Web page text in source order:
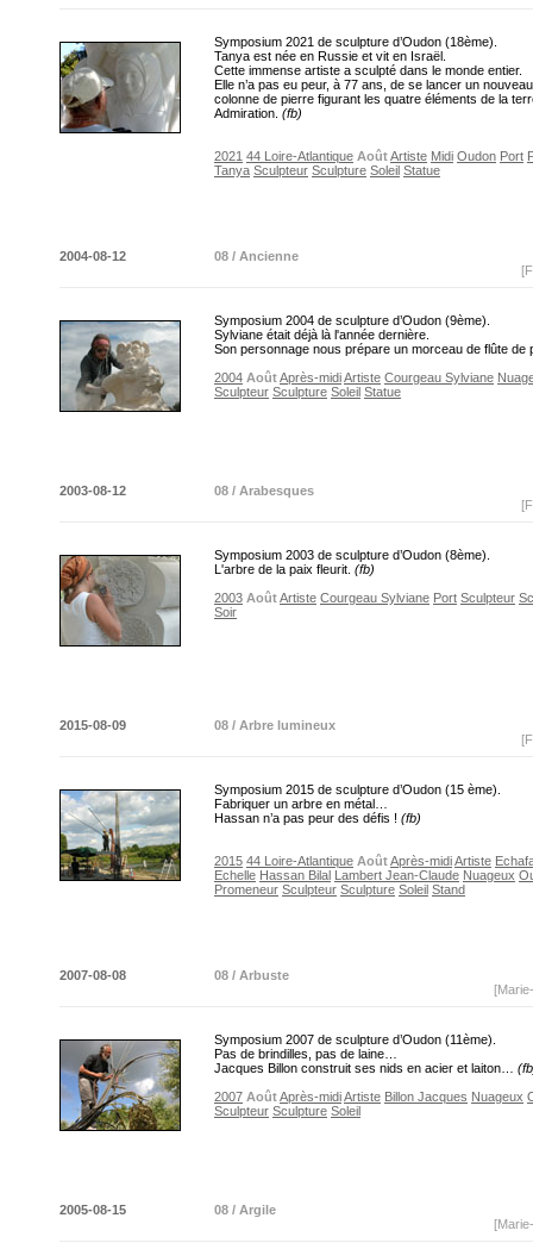
Symposium 2021 de sculpture d’Oudon (18ème).
Tanya est née en Russie et vit en Israël.
Cette immense artiste a sculpté dans le monde entier.
Elle n’a pas eu peur, à 77 ans, de se lancer un
colonne de pierre figurant les quatre éléments de la
Admiration. (fb)
2021 44 Loire-Atlantique AoûtArtiste Midi Oudon Port
Tanya Sculpteur Sculpture Soleil Statue
2004-08-12
08 / Ancienne
Symposium 2004 de sculpture d’Oudon (9ème).
Sylviane était déjà là l'année dernière.
Son personnage nous prépare un morceau de flûte
2004 AoûtAprès-midiArtiste Courgeau Sylviane
Sculpteur Sculpture Soleil Statue
2003-08-12
08 / Arabesques
Symposium 2003 de sculpture d’Oudon (8ème).
L'arbre de la paix fleurit. (fb)
2003 AoûtArtiste Courgeau Sylviane Port Sculpteur
Soir
2015-08-09
08 / Arbre lumineux
Symposium 2015 de sculpture d’Oudon (15 ème).
Fabriquer un arbre en métal…
Hassan n’a pas peur des défis ! (fb)
2015 44 Loire-Atlantique AoûtAprès-midiArtiste
Echelle Hassan Bilal Lambert Jean-Claude Nuageux
Promeneur Sculpteur Sculpture Soleil Stand
2007-08-08
08 / Arbuste
Symposium 2007 de sculpture d’Oudon (11ème).
Pas de brindilles, pas de laine…
Jacques Billon construit ses nids en acier et laiton…
2007 AoûtAprès-midiArtiste Billon Jacques Nuageux
Sculpteur Sculpture Soleil
2005-08-15
08 / Argile